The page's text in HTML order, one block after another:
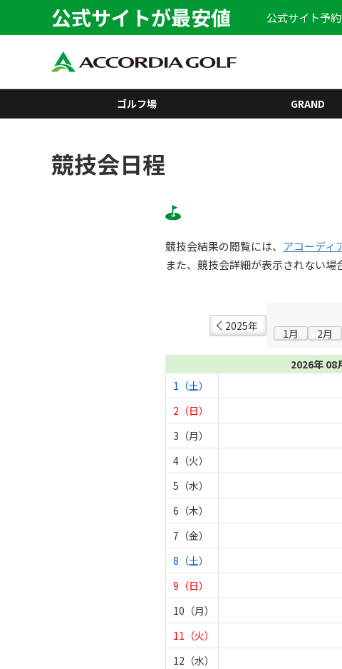
公式サイトが最安値 公式サイト予
ゴルフ場 GRAND
競技会日程
競技会結果の閲覧には、 アコーディ
また、競技会詳細が表示されない場
2025年
1月 2月
2026年 08
1（土）
2（日）
3（月）
4（火）
5（水）
6（木）
7（金）
8（土）
9（日）
10（月）
11（火）
12（水）